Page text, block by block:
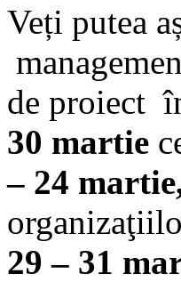
Veți putea
de proiect
30 martie
– 24
29 – 31